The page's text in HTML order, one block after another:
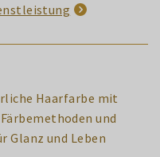
Haarfarbe mit
und
Glanz und Leben